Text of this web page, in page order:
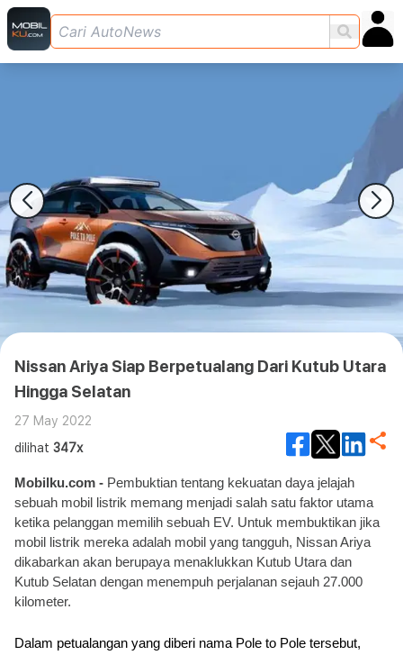
Nissan Ariya Siap Berpetualang Dari Kutub Utara
Hingga Selatan
27 May 2022
dilihat 347x
Mobilku.com - Pembuktian tentang kekuatan daya jelajah
sebuah mobil listrik memang menjadi salah satu faktor utama
ketika pelanggan memilih sebuah EV. Untuk membuktikan jika
mobil listrik mereka adalah mobil yang tangguh, Nissan Ariya
dikabarkan akan berupaya menaklukkan Kutub Utara dan
Kutub Selatan dengan menempuh perjalanan sejauh 27.000
kilometer.
Dalam petualangan yang diberi nama Pole to Pole tersebut,